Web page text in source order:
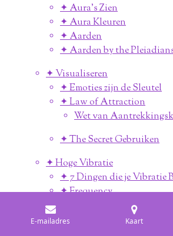
✦ Aura's Zien
✦ Aura Kleuren
✦ Aarden
✦ Aarden by the
✦ Visualiseren
✦ Emoties zijn de Sleutel
✦ Law of Attraction
Wet van
✦ The Secret Gebruiken
✦ Hoge Vibratie
✦ 7 Dingen die je Vibratie
✦ Frequency
✦ Signalen Hoge & Lage
✦ Vibraties
E-mailadres Kaart